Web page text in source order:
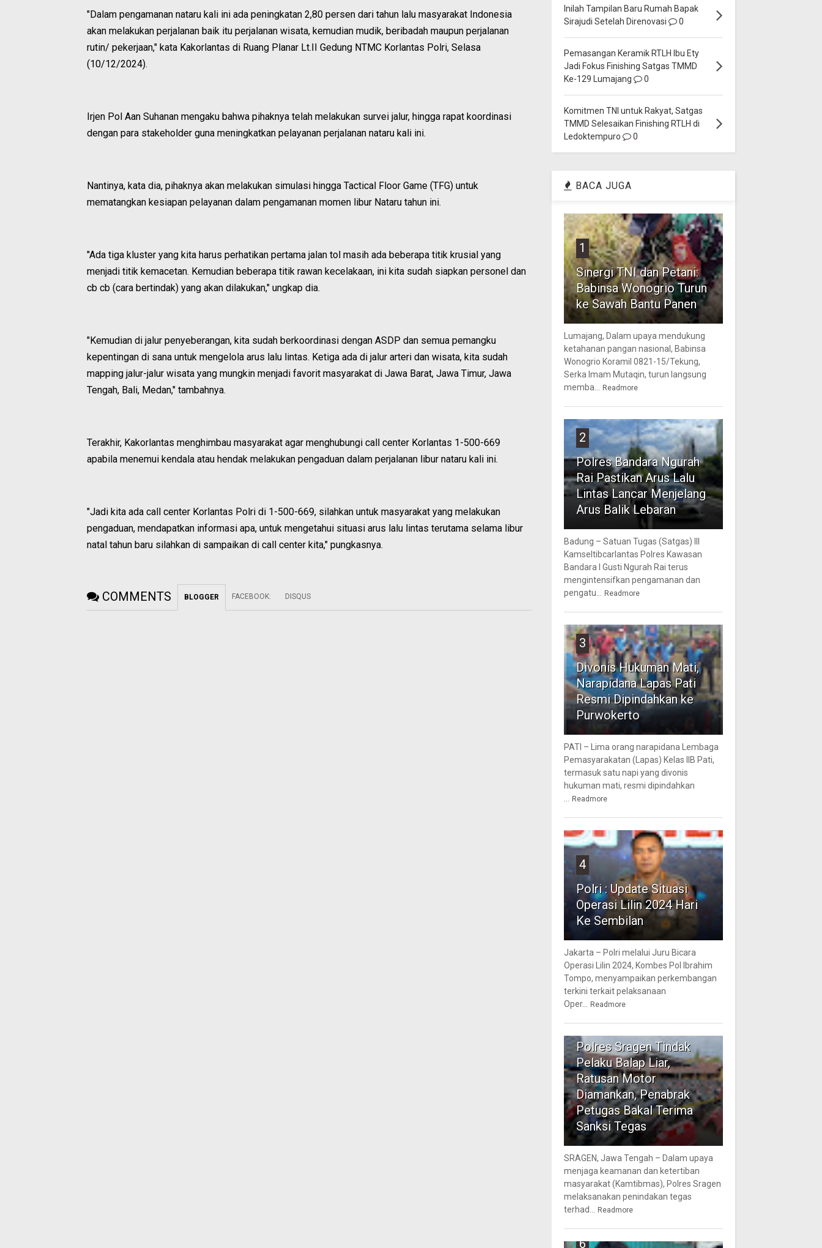
"Dalam pengamanan nataru kali ini ada peningkatan 2,80 persen dari tahun lalu masyarakat Indonesia
akan melakukan perjalanan baik itu perjalanan wisata, kemudian mudik, beribadah maupun perjalanan
rutin/ pekerjaan," kata Kakorlantas di Ruang Planar Lt.II Gedung NTMC Korlantas Polri, Selasa
(10/12/2024).
Irjen Pol Aan Suhanan mengaku bahwa pihaknya telah melakukan survei jalur, hingga rapat koordinasi
dengan para stakeholder guna meningkatkan pelayanan perjalanan nataru kali ini.
Nantinya, kata dia, pihaknya akan melakukan simulasi hingga Tactical Floor Game (TFG) untuk
mematangkan kesiapan pelayanan dalam pengamanan momen libur Nataru tahun ini.
"Ada tiga kluster yang kita harus perhatikan pertama jalan tol masih ada beberapa titik krusial yang
menjadi titik kemacetan. Kemudian beberapa titik rawan kecelakaan, ini kita sudah siapkan personel dan
cb cb (cara bertindak) yang akan dilakukan," ungkap dia.
"Kemudian di jalur penyeberangan, kita sudah berkoordinasi dengan ASDP dan semua pemangku
kepentingan di sana untuk mengelola arus lalu lintas. Ketiga ada di jalur arteri dan wisata, kita sudah
mapping jalur-jalur wisata yang mungkin menjadi favorit masyarakat di Jawa Barat, Jawa Timur, Jawa
Tengah, Bali, Medan," tambahnya.
Terakhir, Kakorlantas menghimbau masyarakat agar menghubungi call center Korlantas 1-500-669
apabila menemui kendala atau hendak melakukan pengaduan dalam perjalanan libur nataru kali ini.
"Jadi kita ada call center Korlantas Polri di 1-500-669, silahkan untuk masyarakat yang melakukan
pengaduan, mendapatkan informasi apa, untuk mengetahui situasi arus lalu lintas terutama selama libur
natal tahun baru silahkan di sampaikan di call center kita," pungkasnya.
COMMENTS BLOGGER FACEBOOK: DISQUS
Inilah Tampilan Baru Rumah Bapak
Sirajudi Setelah Direnovasi
0
Pemasangan Keramik RTLH Ibu Ety
Jadi Fokus Finishing Satgas TMMD
Ke-129 Lumajang
0
Komitmen TNI untuk Rakyat, Satgas
TMMD Selesaikan Finishing RTLH di
Ledoktempuro
0
BACA JUGA
1
Sinergi TNI dan Petani:
Babinsa Wonogrio Turun
ke Sawah Bantu Panen
Lumajang, Dalam upaya mendukung
ketahanan pangan nasional, Babinsa
Wonogrio Koramil 0821-15/Tekung,
Serka Imam Mutaqin, turun langsung
memba... Readmore
2
Polres Bandara Ngurah
Rai Pastikan Arus Lalu
Lintas Lancar Menjelang
Arus Balik Lebaran
Badung – Satuan Tugas (Satgas) III
Kamseltibcarlantas Polres Kawasan
Bandara I Gusti Ngurah Rai terus
mengintensifkan pengamanan dan
pengatu... Readmore
3
Divonis Hukuman Mati,
Narapidana Lapas Pati
Resmi Dipindahkan ke
Purwokerto
PATI – Lima orang narapidana Lembaga
Pemasyarakatan (Lapas) Kelas IIB Pati,
termasuk satu napi yang divonis
hukuman mati, resmi dipindahkan
... Readmore
4
Polri : Update Situasi
Operasi Lilin 2024 Hari
Ke Sembilan
Jakarta – Polri melalui Juru Bicara
Operasi Lilin 2024, Kombes Pol Ibrahim
Tompo, menyampaikan perkembangan
terkini terkait pelaksanaan
Oper... Readmore
5
Polres Sragen Tindak
Pelaku Balap Liar,
Ratusan Motor
Diamankan, Penabrak
Petugas Bakal Terima
Sanksi Tegas
SRAGEN, Jawa Tengah – Dalam upaya
menjaga keamanan dan ketertiban
masyarakat (Kamtibmas), Polres Sragen
melaksanakan penindakan tegas
terhad... Readmore
6